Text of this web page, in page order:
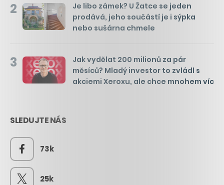
2
Je libo zámek? U Žatce se jeden
prodává, jeho součástí je i sýpka
nebo sušárna chmele
3
Jak vydělat 200 milionů za pár
měsíců? Mladý investor to zvládl s
akciemi Xeroxu, ale chce mnohem víc
SLEDUJTE NÁS
73k
25k